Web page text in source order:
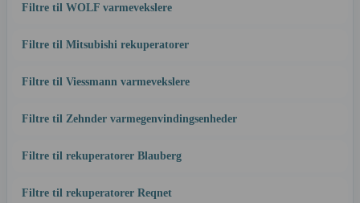
Filtre til WOLF varmevekslere
Filtre til Mitsubishi rekuperatorer
Filtre til Viessmann varmevekslere
Filtre til Zehnder varmegenvindingsenheder
Filtre til rekuperatorer Blauberg
Filtre til rekuperatorer Reqnet